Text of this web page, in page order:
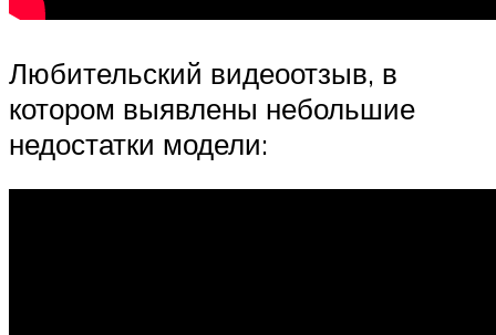
Любительский видеоотзыв, в
котором выявлены небольшие
недостатки модели: